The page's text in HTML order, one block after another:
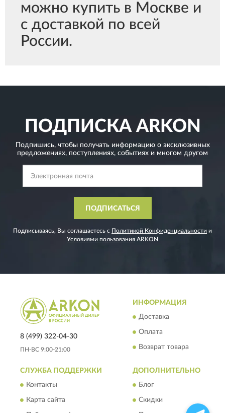
можно купить в Москве и
с доставкой по всей
России.
ПОДПИСКАARKON
Подпишись, чтобы получать информацию о эксклюзивных
предложениях, поступлениях, событиях и многом другом
ПОДПИСАТЬСЯ
Подписываясь, Вы соглашаетесь с Политикой Конфиденциальности и
Условиями пользования ARKON
8 (499) 322-04-30
ПН-ВС 9:00-21:00
ИНФОРМАЦИЯ
Доставка
Оплата
Возврат товара
СЛУЖБА ПОДДЕРЖКИ
Контакты
Карта сайта
ДОПОЛНИТЕЛЬНО
Блог
Скидки